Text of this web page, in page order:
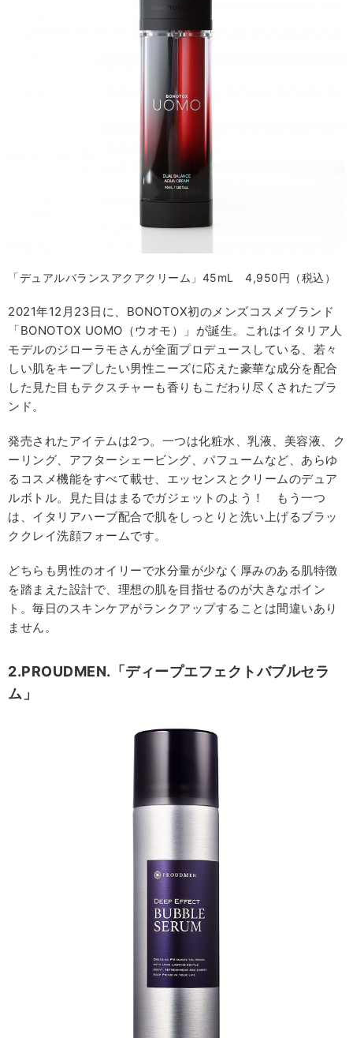
「デュアルバランスアクアクリーム」45mL 4,950円（税込）
2021年12月23日に、BONOTOX初のメンズコスメブランド
「BONOTOX UOMO（ウオモ）」が誕生。これはイタリア人
モデルのジローラモさんが全面プロデュースしている、若々
しい肌をキープしたい男性ニーズに応えた豪華な成分を配合
した見た目もテクスチャーも香りもこだわり尽くされたブラ
ンド。
発売されたアイテムは2つ。一つは化粧水、乳液、美容液、ク
ーリング、アフターシェービング、パフュームなど、あらゆ
るコスメ機能をすべて載せ、エッセンスとクリームのデュア
ルボトル。見た目はまるでガジェットのよう！ もう一つ
は、イタリアハーブ配合で肌をしっとりと洗い上げるブラッ
ククレイ洗顔フォームです。
どちらも男性のオイリーで水分量が少なく厚みのある肌特徴
を踏まえた設計で、理想の肌を目指せるのが大きなポイン
ト。毎日のスキンケアがランクアップすることは間違いあり
ません。
2.PROUDMEN.「ディープエフェクトバブルセラ
ム」